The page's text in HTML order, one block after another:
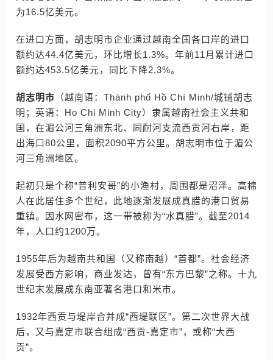
为16.5亿美元。
在进口方面，胡志明市企业通过越南全国各口岸的进口
额约达44.4亿美元，环比增长1.3%。年前11月累计进口
额约达453.5亿美元，同比下降2.3%。
胡志明市 （越南语：Thành phố Hồ Chí Minh/城铺胡志
明；英语：Ho Chi Minh City）隶属越南社会主义共和
国，在湄公河三角洲东北、同耐河支流西贡河右岸，距
出海口80公里，面积2090平方公里。胡志明市位于湄公
河三角洲地区。
起初只是个称“普利安哥”的小渔村，周围都是沼泽。高棉
人在此居住多个世纪，此地逐渐发展成真腊的港口贸易
重镇。因水网密布，这一带被称为“水真腊”。截至2014
年，人口约1200万。
1955年后为越南共和国（又称南越）“首都”。社会经济
发展受西方影响，商业发达，曾有“东方巴黎”之称。十九
世纪末发展成东南亚著名港口和米市。
1932年西贡与堤岸合并成“西堤联区”。第二次世界大战
后，又与嘉定市联合组成“西贡-嘉定市”，或称“大西
贡”。